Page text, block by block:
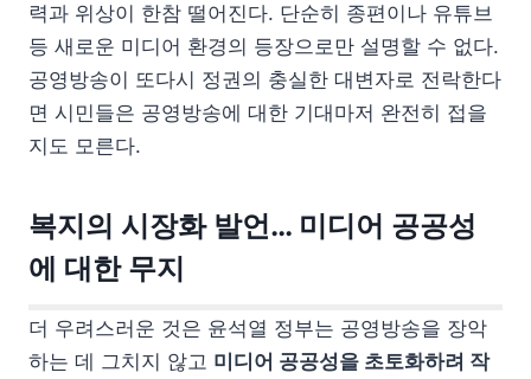
력과 위상이 한참 떨어진다. 단순히 종편이나 유튜브
등 새로운 미디어 환경의 등장으로만 설명할 수 없다.
공영방송이 또다시 정권의 충실한 대변자로 전락한다
면 시민들은 공영방송에 대한 기대마저 완전히 접을
지도 모른다.
복지의 시장화 발언… 미디어 공공성
에 대한 무지
더 우려스러운 것은 윤석열 정부는 공영방송을 장악
하는 데 그치지 않고 미디어 공공성을 초토화하려 작